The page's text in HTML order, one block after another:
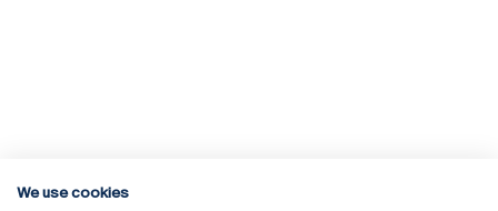
We use cookies